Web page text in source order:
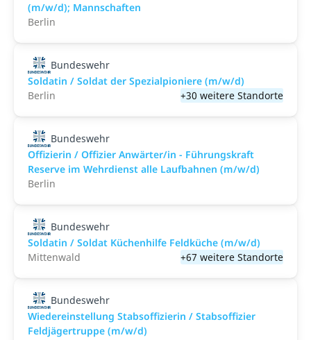
(m/w/d); Mannschaften
Berlin
Bundeswehr
Soldatin / Soldat der Spezialpioniere (m/w/d)
Berlin
+30 weitere Standorte
Bundeswehr
Offizierin / Offizier Anwärter/in - Führungskraft
Reserve im Wehrdienst alle Laufbahnen (m/w/d)
Berlin
Bundeswehr
Soldatin / Soldat Küchenhilfe Feldküche (m/w/d)
Mittenwald
+67 weitere Standorte
Bundeswehr
Wiedereinstellung Stabsoffizierin / Stabsoffizier
Feldjägertruppe (m/w/d)